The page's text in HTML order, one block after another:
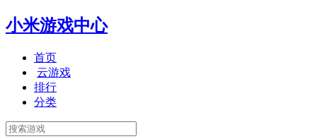
小米游戏中心
首页
云游戏
排行
分类